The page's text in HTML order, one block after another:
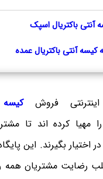
باکتریال اسپک
آنتی باکتریال عمده
فروش
مهیا کرده اند تا
اختیار بگیرند. این
رضایت مشتریان همه